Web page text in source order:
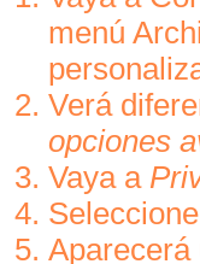
menú
Verá
opciones
Vaya a
Seleccione
Aparecerá